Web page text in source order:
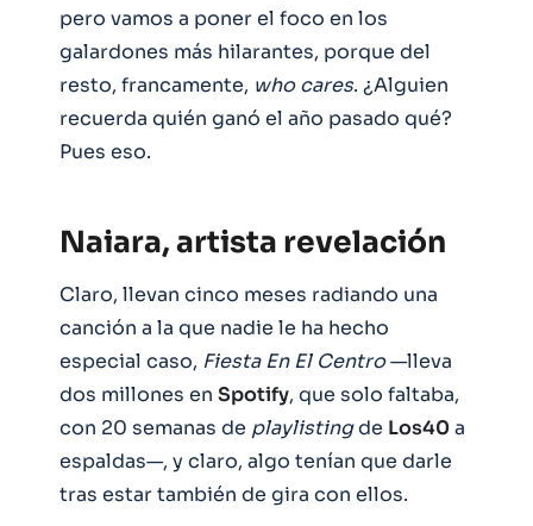
pero vamos a poner el foco en los
galardones más hilarantes, porque del
resto, francamente, who cares. ¿Alguien
recuerda quién ganó el año pasado qué?
Pues eso.
Naiara, artista revelación
Claro, llevan cinco meses radiando una
canción a la que nadie le ha hecho
especial caso, Fiesta En El Centro—lleva
dos millones en Spotify, que solo faltaba,
con 20 semanas de playlistingde Los40 a
espaldas—, y claro, algo tenían que darle
tras estar también de gira con ellos.